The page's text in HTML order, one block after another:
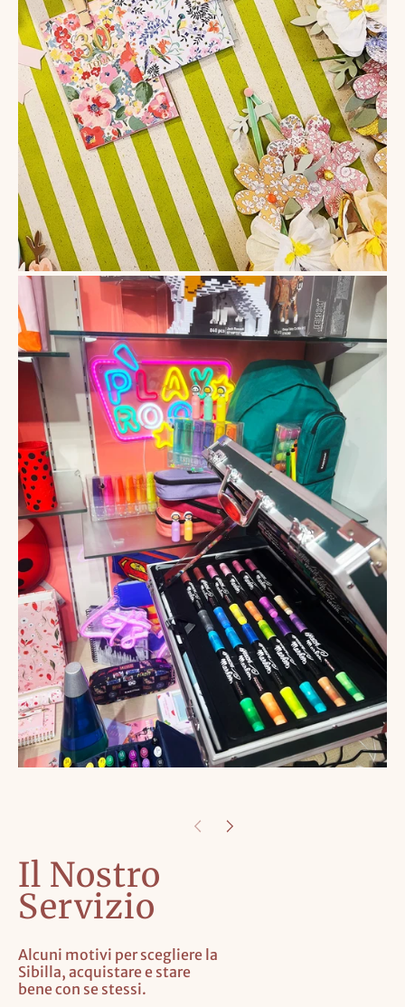
Il Nostro
Servizio
Alcuni motivi per scegliere la
Sibilla, acquistare e stare
bene con se stessi.